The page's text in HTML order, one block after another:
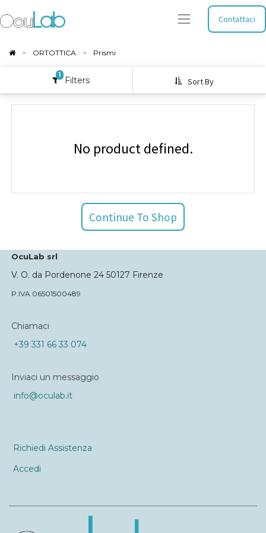
Contattaci
ORTOTTICA Prismi
1
Filters Sort By
No product defined.
Continue To Shop
OcuLab srl
V. O. da Pordenone 24 50127 Firenze
P.IVA 06501500489
Chiamaci
+39 331 66 33 074
Inviaci un messaggio
info@oculab.it
Richiedi Assistenza
Accedi